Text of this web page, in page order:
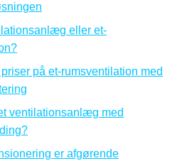
eller et-
på et-rumsventilation med
ventilationsanlæg med
er afgørende